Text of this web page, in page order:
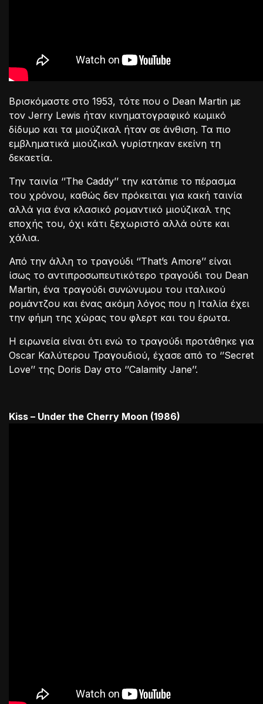
Βρισκόμαστε στο 1953, τότε που ο Dean Martin με
τον Jerry Lewis ήταν κινηματογραφικό κωμικό
δίδυμο και τα μιούζικαλ ήταν σε άνθιση. Τα πιο
εμβληματικά μιούζικαλ γυρίστηκαν εκείνη τη
δεκαετία.
Την ταινία ‘’The Caddy’’ την κατάπιε το πέρασμα
του χρόνου, καθώς δεν πρόκειται για κακή ταινία
αλλά για ένα κλασικό ρομαντικό μιούζικαλ της
εποχής του, όχι κάτι ξεχωριστό αλλά ούτε και
χάλια.
Από την άλλη το τραγούδι ‘’That’s Amore’’ είναι
ίσως το αντιπροσωπευτικότερο τραγούδι του Dean
Martin, ένα τραγούδι συνώνυμου του ιταλικού
ρομάντζου και ένας ακόμη λόγος που η Ιταλία έχει
την φήμη της χώρας του φλερτ και του έρωτα.
Η ειρωνεία είναι ότι ενώ το τραγούδι προτάθηκε για
Oscar Καλύτερου Τραγουδιού, έχασε από το ‘’Secret
Love’’ της Doris Day στο ‘’Calamity Jane’’.
Kiss – Under the Cherry Moon (1986)